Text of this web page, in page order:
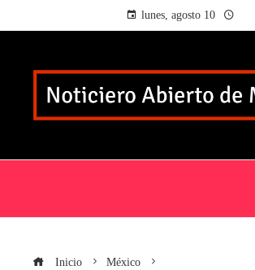
lunes, agosto 10
Inicio
México